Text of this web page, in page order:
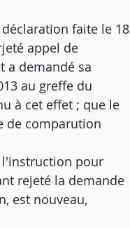
faite le 18
appel de
a demandé sa
au greffe du
à cet effet ; que le
de comparution
l'instruction pour
rejeté la demande
est nouveau,